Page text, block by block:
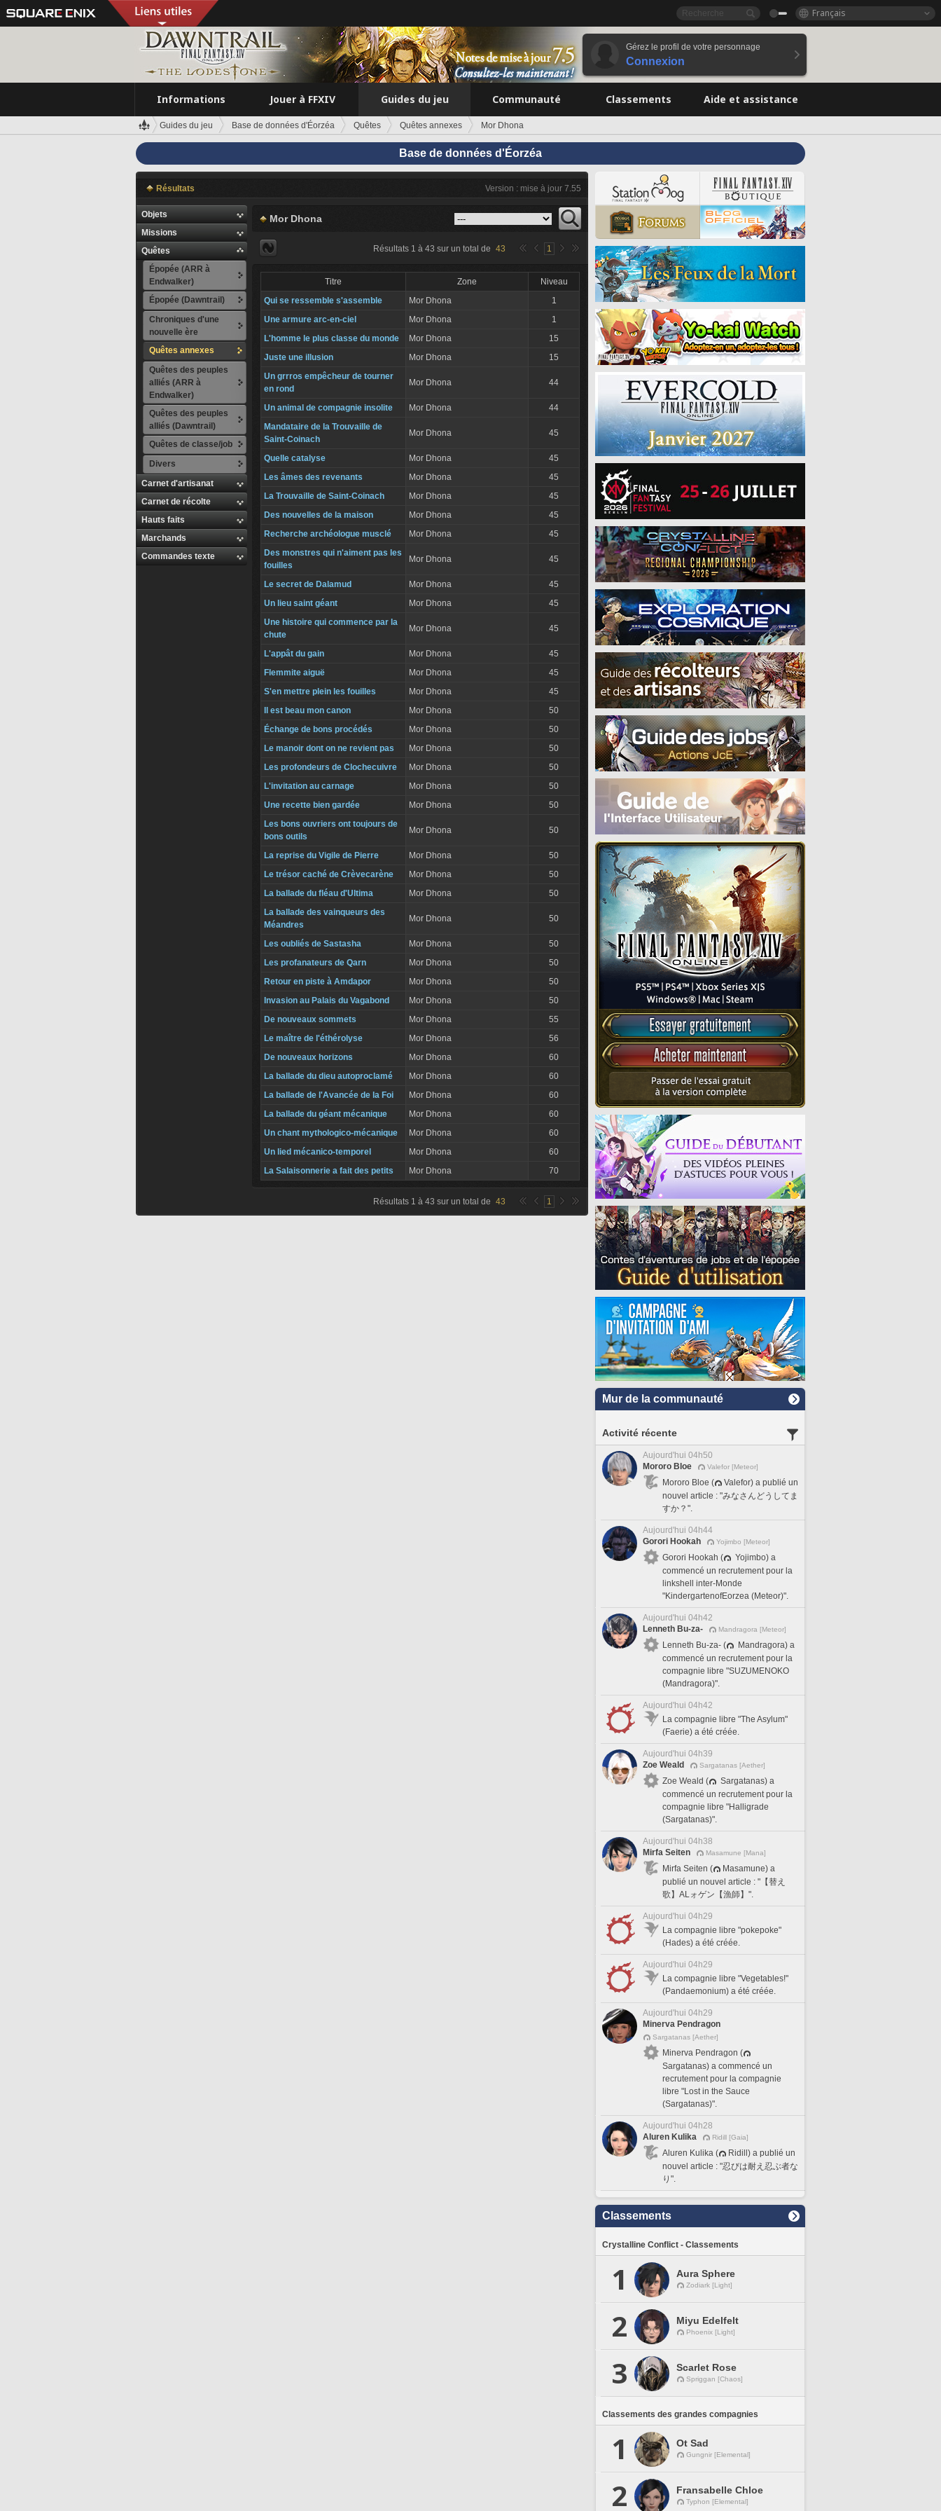
Français
Gérez le profil de votre personnage
Connexion
Informations Jouer à FFXIV Guides du jeu Communauté Classements Aide et assistance
Guides du jeu Base de données d'Éorzéa Quêtes Quêtes annexes Mor Dhona
Base de données d'Éorzéa
Résultats Version : mise à jour 7.55
Objets
Missions
Quêtes
Épopée (ARR à
Endwalker)
Épopée (Dawntrail)
Chroniques d'une
nouvelle ère
Quêtes annexes
Quêtes des peuples
alliés (ARR à
Endwalker)
Quêtes des peuples
alliés (Dawntrail)
Quêtes de classe/job
Divers
Carnet d'artisanat
Carnet de récolte
Hauts faits
Marchands
Commandes texte
Mor Dhona
Résultats 1 à 43 sur un total de 43 1
Titre Zone
Niveau
Qui se ressemble s'assemble
Mor Dhona
1
Une armure arc-en-ciel
Mor Dhona
1
L'homme le plus classe du monde
Mor Dhona
15
Juste une illusion
Mor Dhona
15
Un grrros empêcheur de tourner
en rond
Mor Dhona 44
Un animal de compagnie insolite Mor Dhona
44
Mandataire de la Trouvaille de
Saint-Coinach
Mor Dhona 45
Quelle catalyse Mor Dhona
45
Les âmes des revenants
Mor Dhona
45
La Trouvaille de Saint-Coinach
Mor Dhona
45
Des nouvelles de la maison
Mor Dhona
45
Recherche archéologue musclé
Mor Dhona
45
Des monstres qui n'aiment pas les
fouilles
Mor Dhona 45
Le secret de Dalamud Mor Dhona
45
Un lieu saint géant
Mor Dhona
45
Une histoire qui commence par la
chute
Mor Dhona 45
L'appât du gain Mor Dhona
45
Flemmite aiguë
Mor Dhona
45
S'en mettre plein les fouilles
Mor Dhona
45
Il est beau mon canon
Mor Dhona
50
Échange de bons procédés
Mor Dhona
50
Le manoir dont on ne revient pas
Mor Dhona
50
Les profondeurs de Clochecuivre
Mor Dhona
50
L'invitation au carnage
Mor Dhona
50
Une recette bien gardée
Mor Dhona
50
Les bons ouvriers ont toujours de
bons outils
Mor Dhona 50
La reprise du Vigile de Pierre Mor Dhona
50
Le trésor caché de Crèvecarène
Mor Dhona
50
La ballade du fléau d'Ultima
Mor Dhona
50
La ballade des vainqueurs des
Méandres
Mor Dhona 50
Les oubliés de Sastasha Mor Dhona
50
Les profanateurs de Qarn
Mor Dhona
50
Retour en piste à Amdapor
Mor Dhona
50
Invasion au Palais du Vagabond
Mor Dhona
50
De nouveaux sommets
Mor Dhona
55
Le maître de l'éthérolyse
Mor Dhona
56
De nouveaux horizons
Mor Dhona
60
La ballade du dieu autoproclamé
Mor Dhona
60
La ballade de l'Avancée de la Foi
Mor Dhona
60
La ballade du géant mécanique
Mor Dhona
60
Un chant mythologico-mécanique
Mor Dhona
60
Un lied mécanico-temporel
Mor Dhona
60
La Salaisonnerie a fait des petits
Mor Dhona 70
Résultats 1 à 43 sur un total de 43 1
Mur de la communauté
Activité récente
Aujourd'hui 04h50
Mororo Bloe
Valefor [Meteor]
Mororo Bloe (
Valefor) a publié un
nouvel article : "みなさんどうしてま
すか？".
Aujourd'hui 04h44
Gorori Hookah
Yojimbo [Meteor]
Gorori Hookah (
Yojimbo) a
commencé un recrutement pour la
linkshell inter-Monde
"KindergartenofEorzea (Meteor)".
Aujourd'hui 04h42
Lenneth Bu-za-
Mandragora [Meteor]
Lenneth Bu-za- (
Mandragora) a
commencé un recrutement pour la
compagnie libre "SUZUMENOKO
(Mandragora)".
Aujourd'hui 04h42
La compagnie libre "The Asylum"
(Faerie) a été créée.
Aujourd'hui 04h39
Zoe Weald
Sargatanas [Aether]
Zoe Weald (
Sargatanas) a
commencé un recrutement pour la
compagnie libre "Halligrade
(Sargatanas)".
Aujourd'hui 04h38
Mirfa Seiten
Masamune [Mana]
Mirfa Seiten (
Masamune) a
publié un nouvel article : "【替え
歌】ALォゲン【漁師】".
Aujourd'hui 04h29
La compagnie libre "pokepoke"
(Hades) a été créée.
Aujourd'hui 04h29
La compagnie libre "Vegetables!"
(Pandaemonium) a été créée.
Aujourd'hui 04h29
Minerva Pendragon
Sargatanas [Aether]
Minerva Pendragon (
Sargatanas) a commencé un
recrutement pour la compagnie
libre "Lost in the Sauce
(Sargatanas)".
Aujourd'hui 04h28
Aluren Kulika
Ridill [Gaia]
Aluren Kulika (
Ridill) a publié un
nouvel article : "忍びは耐え忍ぶ者な
り".
Classements
Crystalline Conflict - Classements
1 Aura Sphere
Zodiark [Light]
2 Miyu Edelfelt
Phoenix [Light]
3 Scarlet Rose
Spriggan [Chaos]
Classements des grandes compagnies
1 Ot Sad
Gungnir [Elemental]
2 Fransabelle Chloe
Typhon [Elemental]